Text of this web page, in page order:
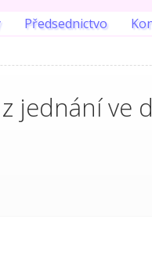
Předsednictvo
jednání ve